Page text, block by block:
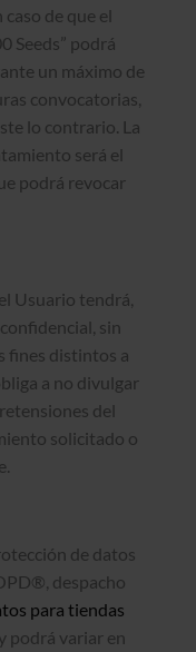
de que el
Seeds” podrá
un máximo de
convocatorias,
lo contrario. La
será el
podrá revocar
Usuario tendrá,
sin
fines distintos a
a no divulgar
del
solicitado o
de datos
despacho
para tiendas
podrá variar en